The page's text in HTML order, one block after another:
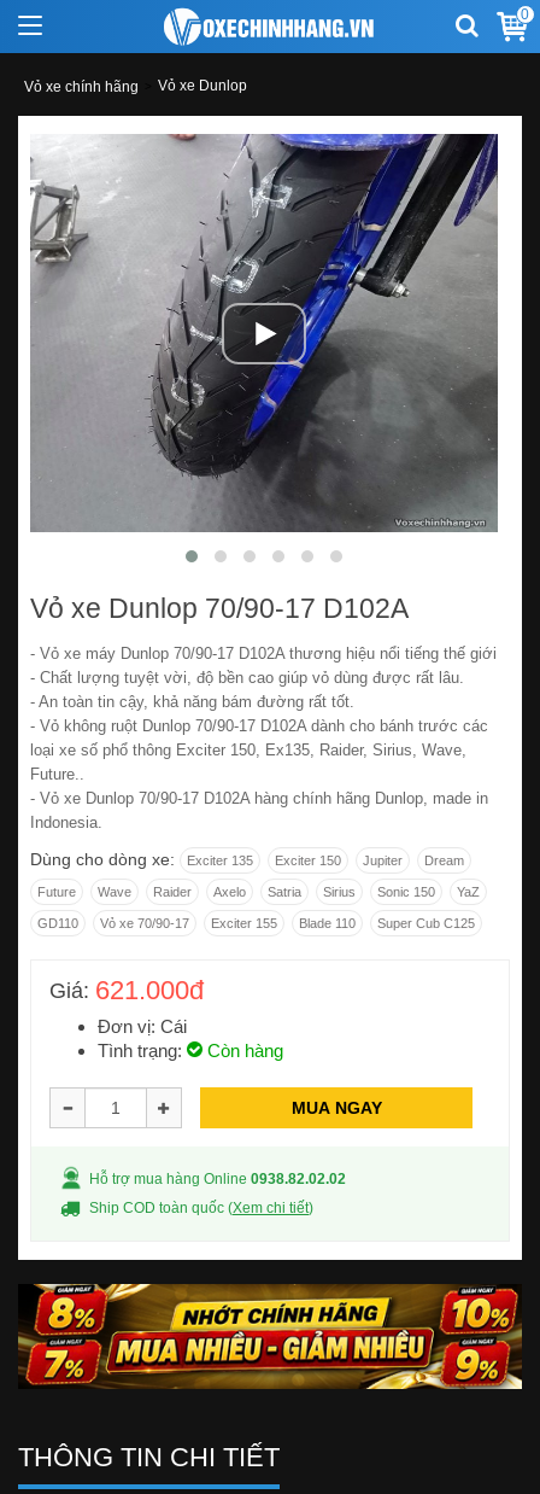
0
Vỏ xe chính hãng Vỏ xe Dunlop
Vỏ xe Dunlop 70/90-17 D102A
- Vỏ xe máy Dunlop 70/90-17 D102A thương hiệu nổi tiếng thế giới
- Chất lượng tuyệt vời, độ bền cao giúp vỏ dùng được rất lâu.
- An toàn tin cậy, khả năng bám đường rất tốt.
- Vỏ không ruột Dunlop 70/90-17 D102A dành cho bánh trước các
loại xe số phổ thông Exciter 150, Ex135, Raider, Sirius, Wave,
Future..
- Vỏ xe Dunlop 70/90-17 D102A hàng chính hãng Dunlop, made in
Indonesia.
Dùng cho dòng xe: Exciter 135 Exciter 150 Jupiter Dream
Future Wave Raider Axelo Satria Sirius Sonic 150 YaZ
GD110 Vỏ xe 70/90-17 Exciter 155 Blade 110 Super Cub C125
Giá: 621.000đ
Đơn vị: Cái
Tình trạng:
Còn hàng
MUA NGAY
Hỗ trợ mua hàng Online 0938.82.02.02
Ship COD toàn quốc (Xem chi tiết)
THÔNG TIN CHI TIẾT